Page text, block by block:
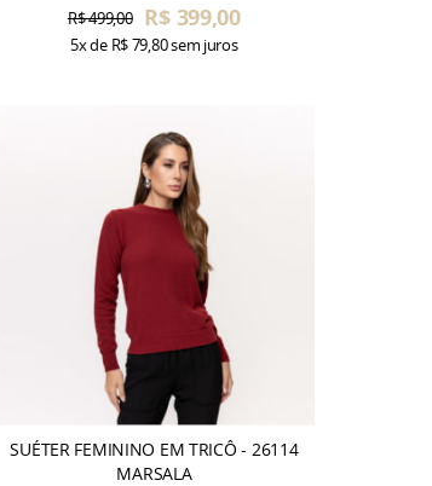
R$ 499,00 R$ 399,00
5xde R$ 79,80sem juros
SUÉTER FEMININO EM TRICÔ - 26114
MARSALA